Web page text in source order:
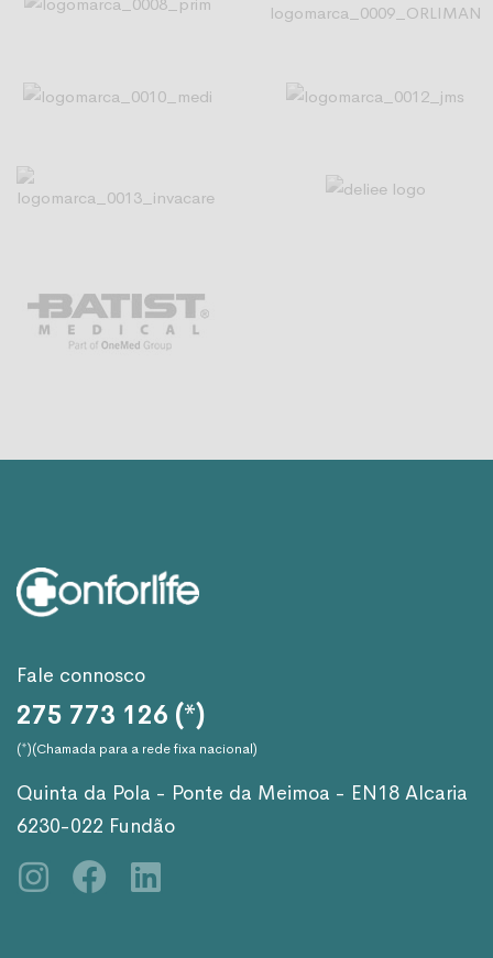
Fale connosco
275 773 126 (*)
(*)(Chamada para a rede fixa nacional)
Quinta da Pola - Ponte da Meimoa - EN18 Alcaria
6230-022 Fundão